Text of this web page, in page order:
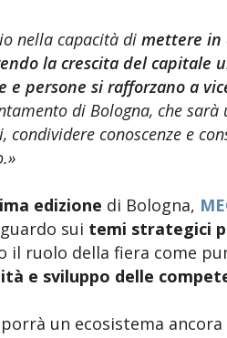
nella capacità di mettere in
la crescita del capitale
e persone si rafforzano a
di Bologna, che sarà
conoscenze e
edizione di Bologna,
sui temi strategici
il ruolo della fiera come
e sviluppo delle
un ecosistema